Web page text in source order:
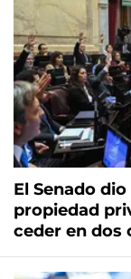
El Senado
propiedad
ceder en dos